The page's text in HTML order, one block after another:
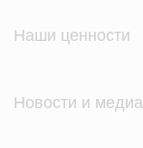
Наши ценности
Новости и медиа